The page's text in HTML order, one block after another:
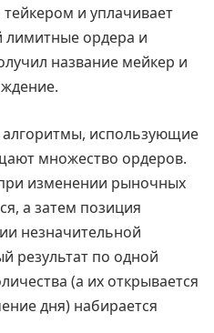
и уплачивает
ордера и
название мейкер и
алгоритмы, использующие
множество ордеров.
изменении рыночных
а затем позиция
незначительной
результат по одной
(а их открывается
дня) набирается